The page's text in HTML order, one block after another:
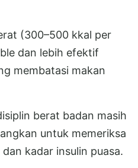
(300–500 kkal per
dan lebih efektif
membatasi makan
berat badan masih
untuk memeriksa
kadar insulin puasa.